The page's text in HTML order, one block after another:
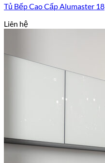
Tủ Bếp Cao Cấp Alumaster 18
Liên hệ